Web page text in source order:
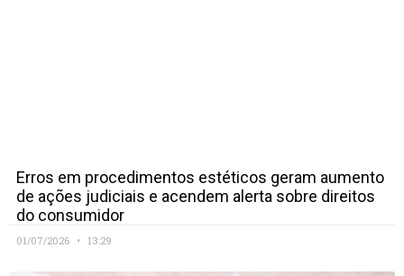
Erros em procedimentos estéticos geram aumento
de ações judiciais e acendem alerta sobre direitos
do consumidor
01/07/2026 13:29